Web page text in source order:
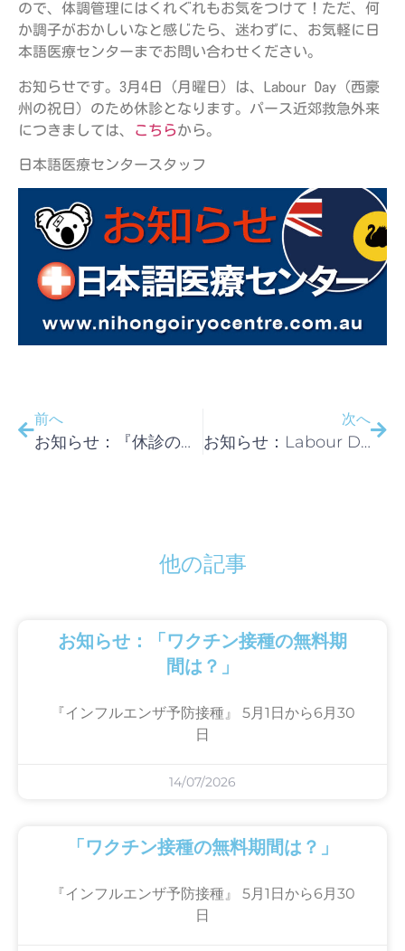
ので、体調管理にはくれぐれもお気をつけて！ただ、何
か調子がおかしいなと感じたら、迷わずに、お気軽に日
本語医療センターまでお問い合わせください。
お知らせです。3月4日（月曜日）は、Labour Day（西豪
州の祝日）のため休診となります。パース近郊救急外来
につきましては、
こちらから。
日本語医療センタースタッフ
前へ
お知らせ：『休診のお知らせ』
次へ
お知らせ：Labour Day（西豪州の祝日）のため休診
他の記事
お知らせ：「ワクチン接種の無料期
間は？」
『インフルエンザ予防接種』 5月1日から6月30
日
14/07/2026
「ワクチン接種の無料期間は？」
『インフルエンザ予防接種』 5月1日から6月30
日